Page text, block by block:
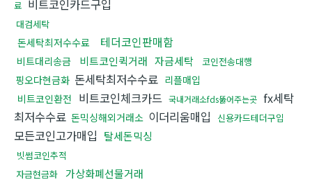
료 비트코인카드구입
대검세탁
돈세탁최저수수료 테더코인판매함
비트대리송금 비트코인퀵거래 자금세탁 코인전송대행
핑오다현금화 돈세탁최저수수료 리플매입
비트코인환전 비트코인체크카드 국내거래소fds뚫어주는곳 fx세탁
최저수수료 돈믹싱해외거래소 이더리움매입 신용카드테더구입
모든코인고가매입 탈세돈믹싱
빗썸코인추적
자금현금화 가상화폐선물거래